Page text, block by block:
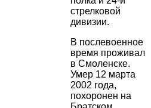
стрелковой
дивизии.
В послевоенное
время проживал
в Смоленске.
Умер 12 марта
2002 года,
похоронен на